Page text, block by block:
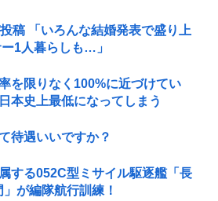
稿 「いろんな結婚発表で盛り上
1人暮らしも…」
を限りなく100%に近づけてい
本史上最低になってしまう
待遇いいですか？
する052C型ミサイル駆逐艦「長
が編隊航行訓練！